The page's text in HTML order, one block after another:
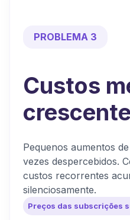
PROBLEMA 3
Custos
Pequenos aumentos
vezes despercebidos.
custos recorrentes
silenciosamente.
Preços das subscrições